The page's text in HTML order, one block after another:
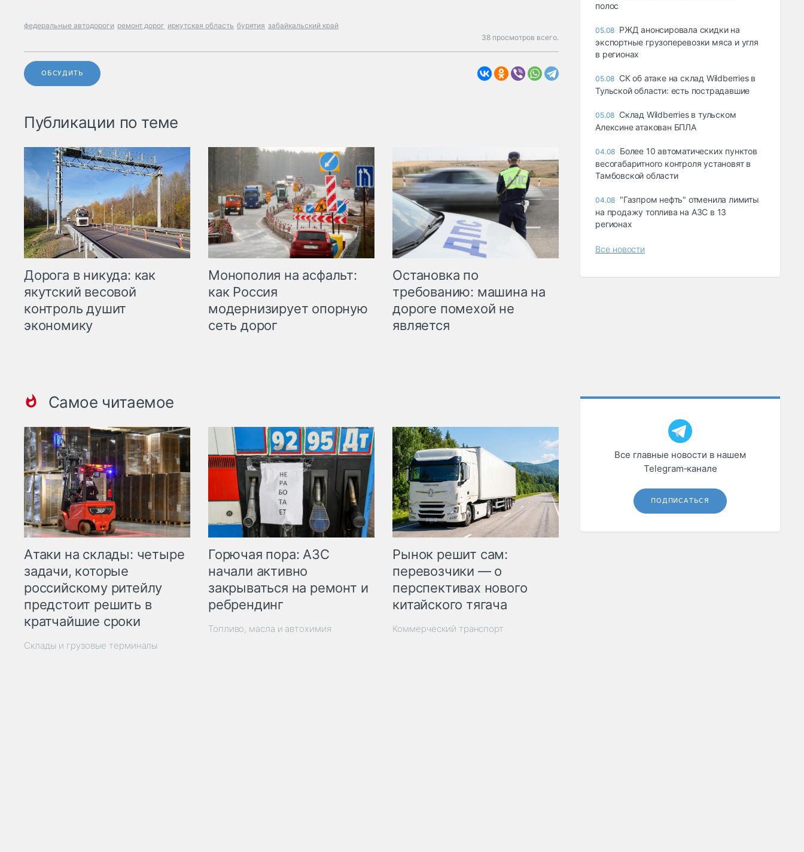
федеральные автодороги ремонт дорог иркутская область бурятия забайкальский край
38 просмотров всего.
ОБСУДИТЬ
Публикации по теме
Дорога в никуда: как
якутский весовой
контроль душит
экономику
Монополия на асфальт:
как Россия
модернизирует опорную
сеть дорог
Остановка по
требованию: машина на
дороге помехой не
является
Самое читаемое
Атаки на склады: четыре
задачи, которые
российскому ритейлу
предстоит решить в
кратчайшие сроки
Склады и грузовые терминалы
Горючая пора: АЗС
начали активно
закрываться на ремонт и
ребрендинг
Топливо, масла и автохимия
Рынок решит сам:
перевозчики — о
перспективах нового
китайского тягача
Коммерческий транспорт
полос
05.08 РЖД анонсировала скидки на
экспортные грузоперевозки мяса и угля
в регионах
05.08 СК об атаке на склад Wildberries в
Тульской области: есть пострадавшие
05.08 Склад Wildberries в тульском
Алексине атакован БПЛА
04.08 Более 10 автоматических пунктов
весогабаритного контроля установят в
Тамбовской области
04.08 "Газпром нефть" отменила лимиты
на продажу топлива на АЗС в 13
регионах
Все новости
Все главные новости в нашем
Telegram‑канале
ПОДПИСАТЬСЯ